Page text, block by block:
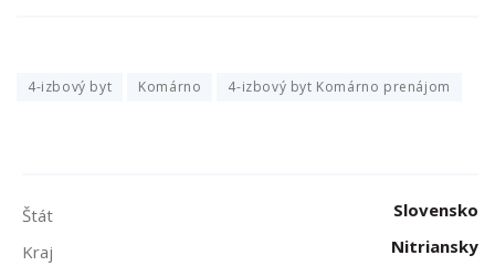
4-izbový byt Komárno 4-izbový byt Komárno prenájom
Štát
Slovensko
Kraj
Nitriansky